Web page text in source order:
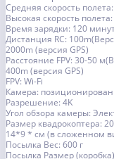
Средняя скорость
Высокая скорость
Время зарядки: 120
Дистанция RC:
2000m (версия GPS)
Расстояние FPV: 30-50
400m (версия GPS)
FPV: Wi-Fi
Камера:
Разрешение: 4K
Угол обзора камеры:
Размер квадрокоптера:
14*9 * см (в сложенном
Посылка Вес: 600 г
Посылка Размер